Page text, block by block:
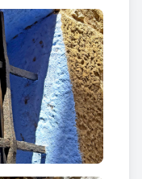
un teixit urbà
el traçat
espais buits,
a poc a poc,
va adquirir la
es va